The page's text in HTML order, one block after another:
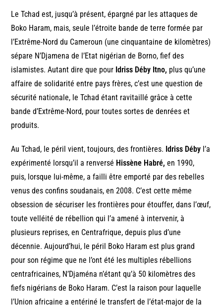
Le Tchad est, jusqu’à présent, épargné par les attaques de
Boko Haram, mais, seule l’étroite bande de terre formée par
l’Extrême-Nord du Cameroun (une cinquantaine de kilomètres)
sépare N’Djamena de l’Etat nigérian de Borno, fief des
islamistes. Autant dire que pour Idriss Déby Itno, plus qu’une
affaire de solidarité entre pays frères, c’est une question de
sécurité nationale, le Tchad étant ravitaillé grâce à cette
bande d’Extrême-Nord, pour toutes sortes de denrées et
produits.
Au Tchad, le péril vient, toujours, des frontières. Idriss Déby l’a
expérimenté lorsqu’il a renversé Hissène Habré,en 1990,
puis, lorsque lui-même, a failli être emporté par des rebelles
venus des confins soudanais, en 2008. C’est cette même
obsession de sécuriser les frontières pour étouffer, dans l’œuf,
toute velléité de rébellion qui l’a amené à intervenir, à
plusieurs reprises, en Centrafrique, depuis plus d’une
décennie. Aujourd’hui, le péril Boko Haram est plus grand
pour son régime que ne l’ont été les multiples rébellions
centrafricaines, N’Djaména n’étant qu’à 50 kilomètres des
fiefs nigérians de Boko Haram. C’est la raison pour laquelle
l’Union africaine a entériné le transfert de l’état-major de la